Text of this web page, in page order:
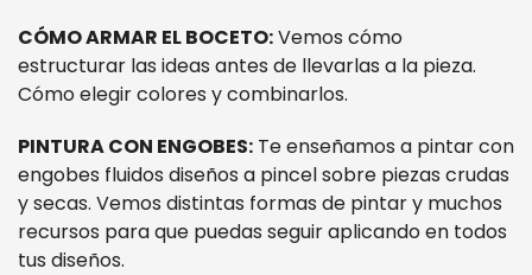
CÓMO ARMAR EL BOCETO:Vemos cómo
estructurar las ideas antes de llevarlas a la pieza.
Cómo elegir colores y combinarlos.
PINTURA CON ENGOBES: Te enseñamos a pintar con
engobes fluidos diseños a pincel sobre piezas crudas
y secas. Vemos distintas formas de pintar y muchos
recursos para que puedas seguir aplicando en todos
tus diseños.